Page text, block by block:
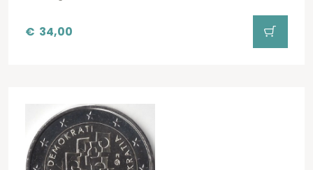
€ 34,00